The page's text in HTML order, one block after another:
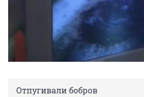
Отпугивали бобров